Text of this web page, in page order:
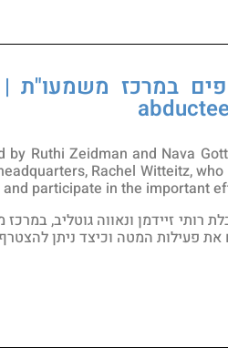
Ruthi Zeidman and Nava
Rachel Witteitz,
participate in the important
רותי זיידמן ונאווה גוטליב,
את פעילות המטה וכיצד ניתן